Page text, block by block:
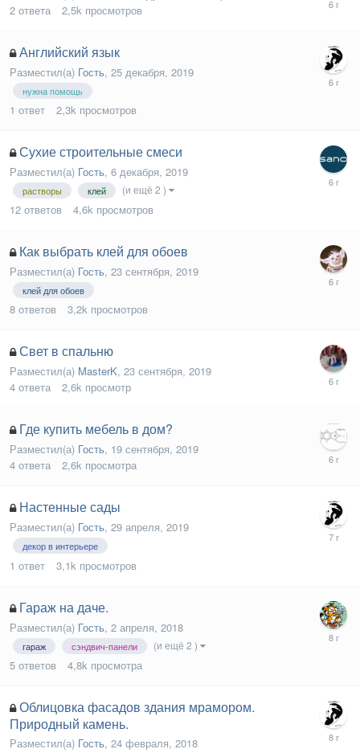
2 ответа 2,5k просмотров
Английский язык
Разместил(а) Гость, 25 декабря, 2019
нужна помощь
1 ответ 2,3k просмотров
Сухие строительные смеси
Разместил(а) Гость, 6 декабря, 2019
растворы клей (и ещё 2 )
12 ответов 4,6k просмотров
Как выбрать клей для обоев
Разместил(а) Гость, 23 сентября, 2019
клей для обоев
8 ответов 3,2k просмотров
Свет в спальню
Разместил(а) MasterK, 23 сентября, 2019
4 ответа 2,6k просмотр
Где купить мебель в дом?
Разместил(а) Гость, 19 сентября, 2019
4 ответа 2,6k просмотра
Настенные сады
Разместил(а) Гость, 29 апреля, 2019
декор в интерьере
1 ответ 3,1k просмотров
Гараж на даче.
Разместил(а) Гость, 2 апреля, 2018
гараж сэндвич-панели (и ещё 2 )
5 ответов 4,8k просмотра
Облицовка фасадов здания мрамором.
Природный камень.
Разместил(а) Гость, 24 февраля, 2018